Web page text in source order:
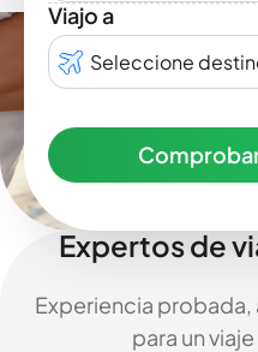
Viajo a
Seleccione
Expertos de
Experiencia
para un